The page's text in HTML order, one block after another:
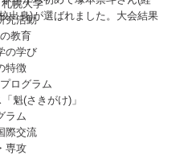
幌大学
究活動
教育
の学び
特徴
ログラム
魁(さきがけ)」
ラム
際交流
専攻
出身)が選ばれました。大会結果